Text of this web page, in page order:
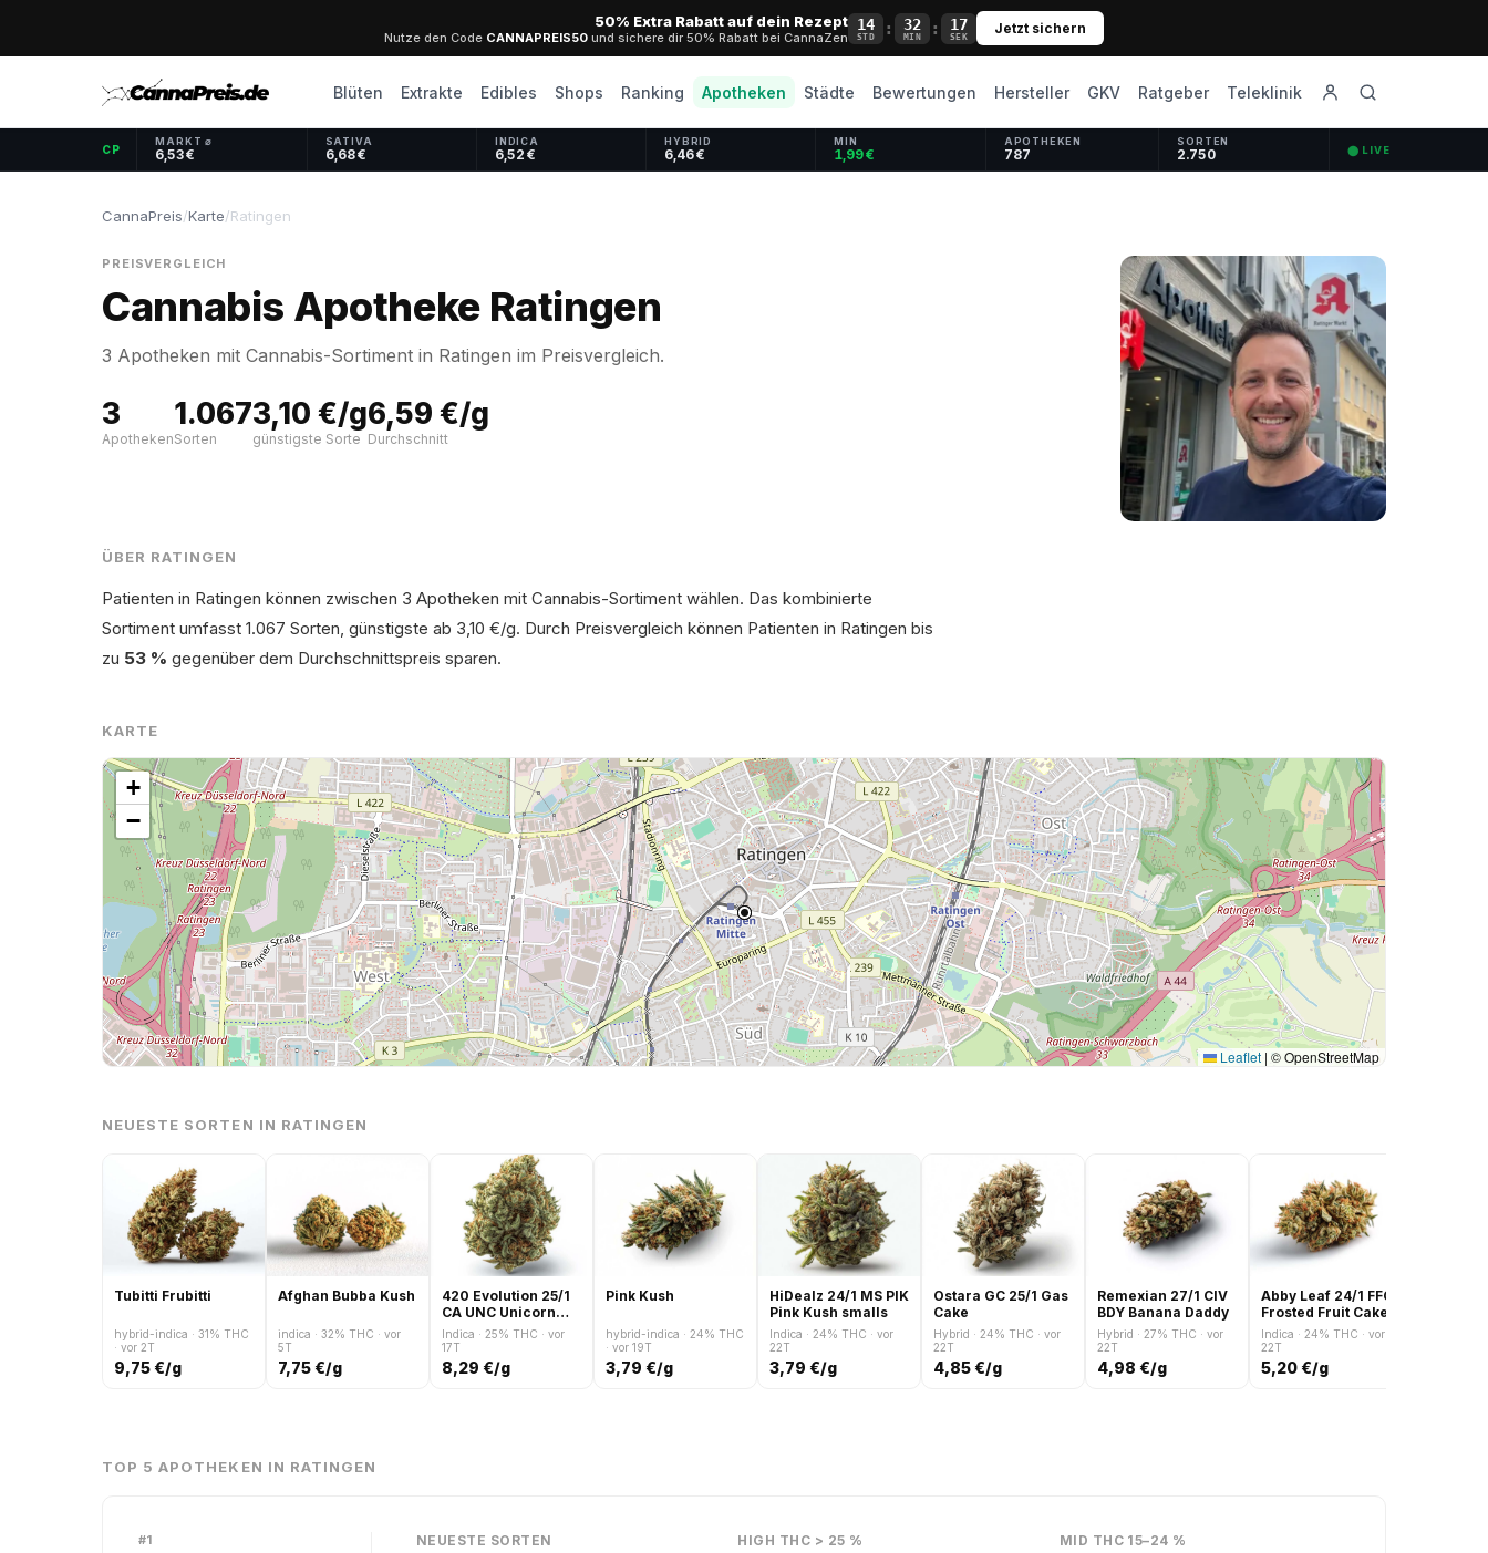
50% Extra Rabatt auf dein Rezept
Nutze den Code CANNAPREIS50 und sichere dir 50% Rabatt bei CannaZen
14
STD : 32
MIN : 16
SEK Jetzt sichern
Blüten Extrakte Edibles Shops Ranking Apotheken Städte Bewertungen Hersteller GKV Ratgeber Teleklinik
CP
MARKT ⌀
6,53 €
SATIVA
6,68 €
INDICA
6,52 €
HYBRID
6,46 €
MIN
1,99 €
APOTHEKEN
787
SORTEN
2.750 ⬤ LIVE
CannaPreis/Karte/Ratingen
PREISVERGLEICH
Cannabis Apotheke Ratingen
3 Apotheken mit Cannabis-Sortiment in Ratingen im Preisvergleich.
3
Apotheken
1.067
Sorten
3,10 €/g
günstigste Sorte
6,59 €/g
Durchschnitt
ÜBER RATINGEN
Patienten in Ratingen können zwischen 3 Apotheken mit Cannabis-Sortiment wählen. Das kombinierte
Sortiment umfasst 1.067 Sorten, günstigste ab 3,10 €/g. Durch Preisvergleich können Patienten in Ratingen bis
zu 53 % gegenüber dem Durchschnittspreis sparen.
KARTE
+
−
Leaflet | © OpenStreetMap
NEUESTE SORTEN IN RATINGEN
Tubitti Frubitti
hybrid-indica · 31% THC
· vor 2T
9,75 €/g
Afghan Bubba Kush
indica · 32% THC · vor
5T
7,75 €/g
420 Evolution 25/1
CA UNC Unicorn
Cake
Indica · 25% THC · vor
17T
8,29 €/g
Pink Kush
hybrid-indica · 24% THC
· vor 19T
3,79 €/g
HiDealz 24/1 MS PIK
Pink Kush smalls
Indica · 24% THC · vor
22T
3,79 €/g
Ostara GC 25/1 Gas
Cake
Hybrid · 24% THC · vor
22T
4,85 €/g
Remexian 27/1 CIV
BDY Banana Daddy
Hybrid · 27% THC · vor
22T
4,98 €/g
Abby Leaf 24/1 FFC
Frosted Fruit Cake
Indica · 24% THC · vor
22T
5,20 €/g
TOP 5 APOTHEKEN IN RATINGEN
#1 NEUESTE SORTEN HIGH THC > 25 % MID THC 15–24 %